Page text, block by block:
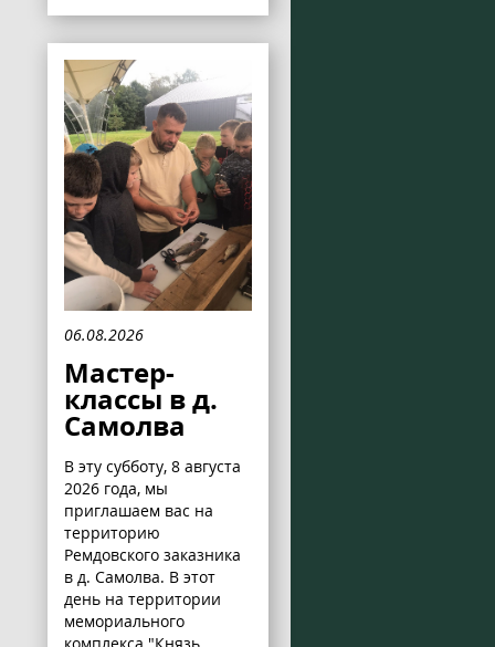
06.08.2026
Мастер-
классы в д.
Самолва
В эту субботу, 8 августа
2026 года, мы
приглашаем вас на
территорию
Ремдовского заказника
в д. Самолва. В этот
день на территории
мемориального